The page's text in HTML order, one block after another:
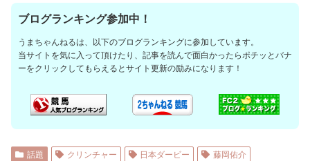
ブログランキング参加中！
うまちゃんねるは、以下のブログランキングに参加しています。
当サイトを気に入って頂けたり、記事を読んで面白かったらポチッとバナ
ーをクリックしてもらえるとサイト更新の励みになります！
話題 クリンチャー 日本ダービー 藤岡佑介